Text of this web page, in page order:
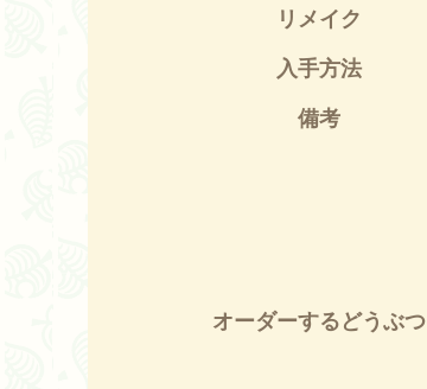
リメイク
入手方法
備考
オーダーするどうぶつ